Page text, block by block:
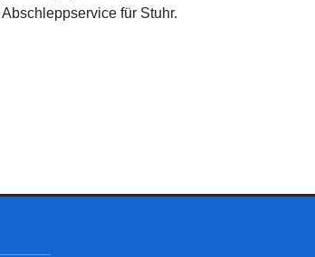
für Stuhr.